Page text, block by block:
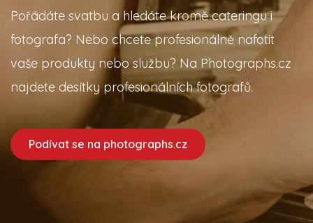
Pořádáte svatbu a hledáte kromě cateringu i
fotografa? Nebo chcete profesionálně nafotit
vaše produkty nebo službu? Na Photographs.cz
najdete desítky profesionálních fotografů.
Podívat se na photographs.cz